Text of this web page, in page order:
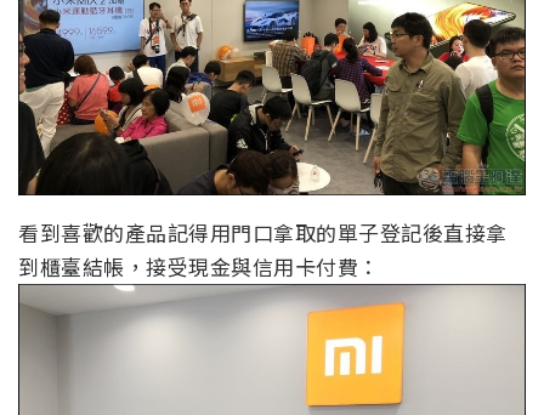
看到喜歡的產品記得用門口拿取的單子登記後直接拿
到櫃臺結帳，接受現金與信用卡付費：